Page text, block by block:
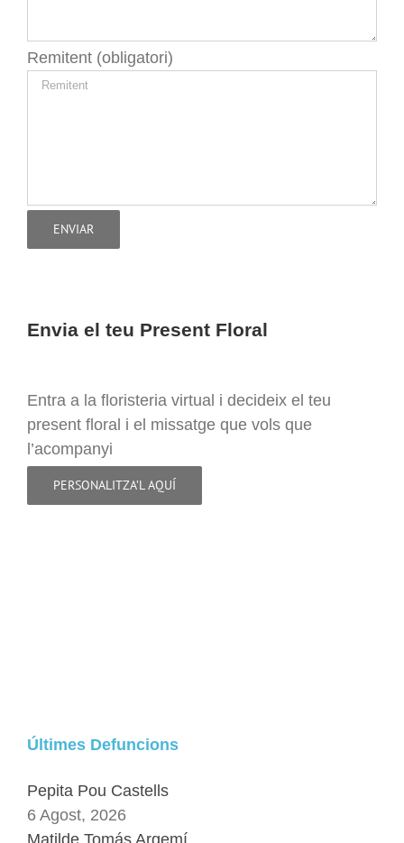
Remitent (obligatori)
Envia el teu Present Floral
Entra a la floristeria virtual i decideix el teu
present floral i el missatge que vols que
l’acompanyi
PERSONALITZA’L AQUÍ
Últimes Defuncions
Pepita Pou Castells
6 Agost, 2026
Matilde Tomás Argemí